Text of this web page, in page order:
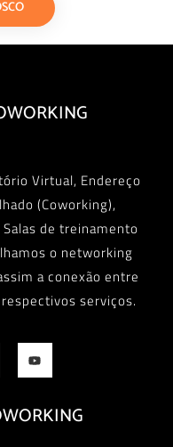
Virtual, Endereço
(Coworking),
de treinamento
o networking
a conexão entre
serviços.